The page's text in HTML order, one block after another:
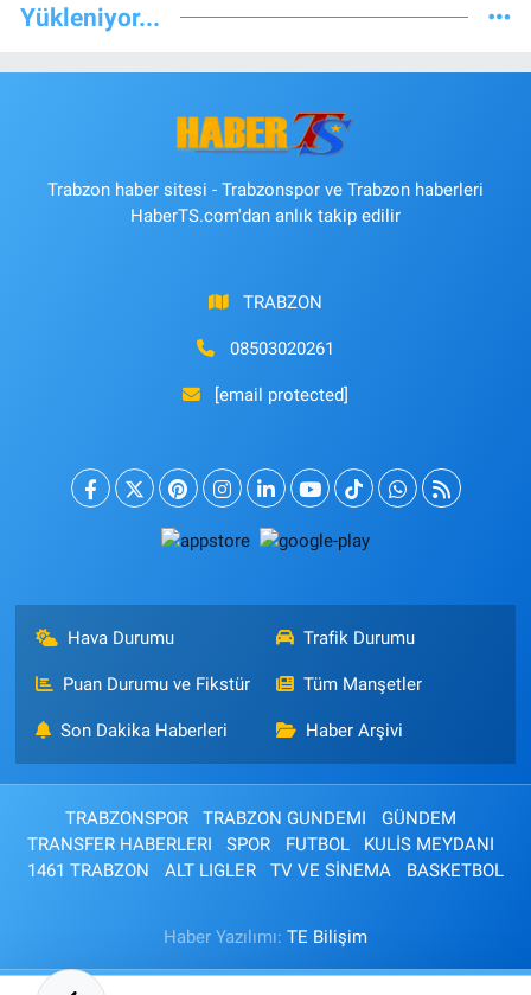
Yükleniyor...
Trabzon haber sitesi - Trabzonspor ve Trabzon haberleri
HaberTS.com'dan anlık takip edilir
TRABZON
08503020261
[email protected]
Hava Durumu Trafik Durumu
Puan Durumu ve Fikstür Tüm Manşetler
Son Dakika Haberleri Haber Arşivi
TRABZONSPOR TRABZON GUNDEMI
GÜNDEM
TRANSFER HABERLERI
SPOR FUTBOL
KULİS MEYDANI
1461 TRABZON
ALT LIGLER TV VE SİNEMA BASKETBOL
Haber Yazılımı: TE Bilişim